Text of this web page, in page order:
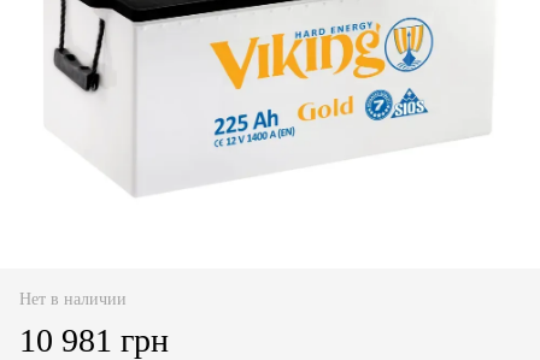
Нет в наличии
10 981 грн